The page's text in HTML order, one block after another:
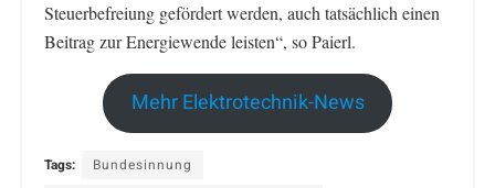
Steuerbefreiung gefördert werden, auch tatsächlich einen
Beitrag zur Energiewende leisten“, so Paierl.
Mehr Elektrotechnik-News
Tags:
Bundesinnung